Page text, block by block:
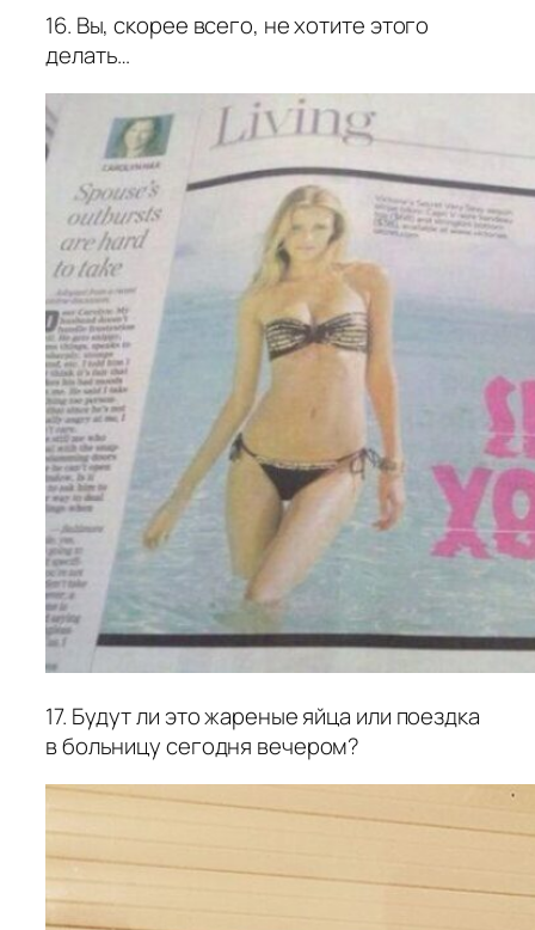
16. Вы, скорее всего, не хотите этого
делать…
17. Будут ли это жареные яйца или поездка
в больницу сегодня вечером?